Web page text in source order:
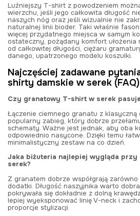
Luźniejszy T-shirt z powodzeniem
wierzchu, jeśli jego całkowita długość
naszych nóg oraz jeśli wizualnie nie
naturalnej linii bioder. Taki właśnie
więcej przydatnego miejsca w samym
ostateczny, pożądany komfort ułożenia
od całkowitej długości, ciężaru
danego, upatrzonego modelu koszulki.
Najczęściej zadawane
shirty damskie w serek (FAQ)
Czy granatowy T-shirt w serek
Łączenie ciemnego granatu z
popularny zabieg, który dobrze
schematy. Ważne jest jednak, aby oba
odpowiednio nasycone. Dzięki temu
minimalistyczny zestaw na co dzień.
Jaka biżuteria najlepiej wygląda przy
serek?
Z granatem dobrze współgrają zarówno
dodatki. Długość naszyjnika warto
pokrywała się dokładnie z dolną
lepiej wyeksponować linię V-neck i
proporcje stylizacji.